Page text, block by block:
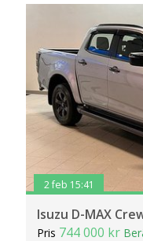
2 feb 15:41
Isuzu D-MAX
Pris 744 000 kr